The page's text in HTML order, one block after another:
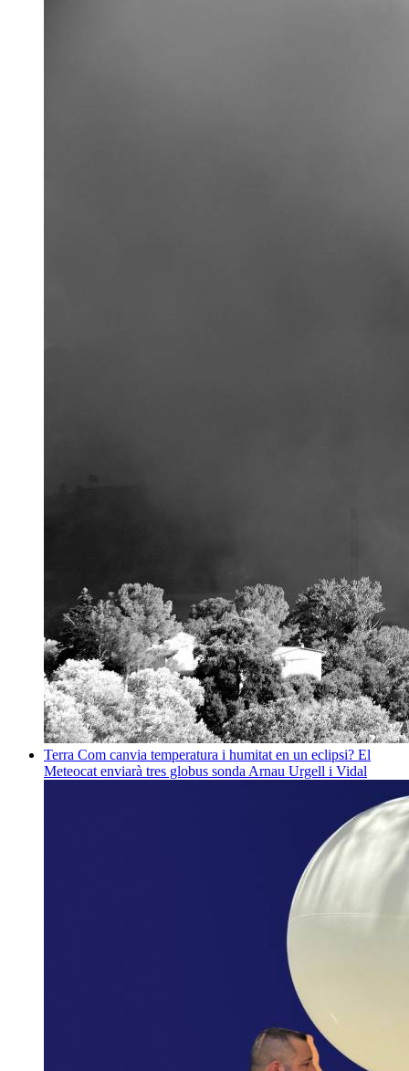
Terra Com canvia temperatura i humitat en un eclipsi? El
Meteocat enviarà tres globus sonda Arnau Urgell i Vidal